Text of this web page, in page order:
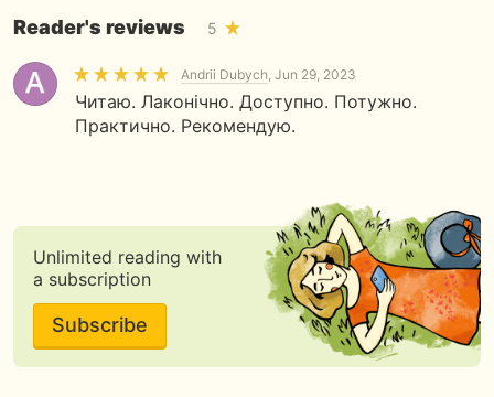
Reader's reviews 5
Andrii Dubych, Jun 29, 2023
Читаю. Лаконічно. Доступно. Потужно.
Практично. Рекомендую.
Unlimited reading with
a subscription
Subscribe